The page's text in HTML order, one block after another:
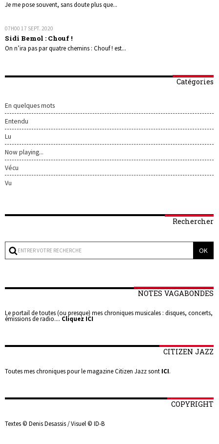
Je me pose souvent, sans doute plus que...
07H00 17 SEPT. 2020
Sidi Bemol : Chouf !
On n’ira pas par quatre chemins : Chouf ! est...
Catégories
En quelques mots
Entendu
Lu
Now playing...
Vécu
Vu
Rechercher
NOTES VAGABONDES
Le portail de toutes (ou presque) mes chroniques musicales : disques, concerts,
émissions de radio.... Cliquez ICI
CITIZEN JAZZ
Toutes mes chroniques pour le magazine Citizen Jazz sont ICI.
COPYRIGHT
Textes © Denis Desassis / Visuel © ID-B